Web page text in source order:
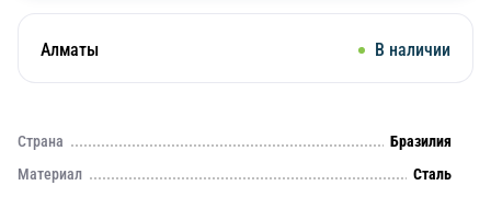
Алматы В наличии
Страна
Бразилия
Материал
Сталь